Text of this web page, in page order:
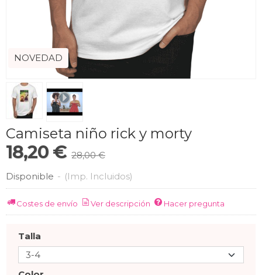
NOVEDAD
Camiseta niño rick y morty
18,20 € 28,00 €
Disponible - (Imp. Incluidos)
Costes de envío Ver descripción Hacer pregunta
Talla